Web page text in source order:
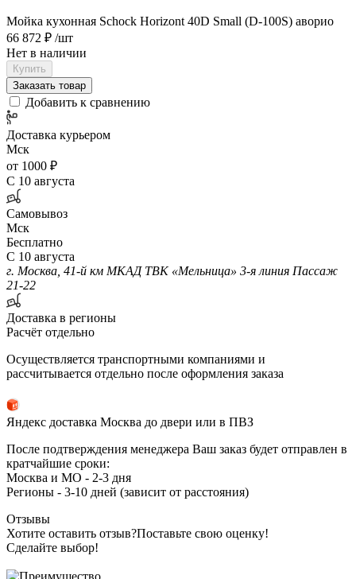
Мойка кухонная Schock Horizont 40D Small (D-100S) аворио
66 872 ₽ /шт
Нет в наличии
Купить
Заказать товар
Добавить к сравнению
Доставка курьером
Мск
от 1000 ₽
С 10 августа
Самовывоз
Мск
Бесплатно
С 10 августа
г. Москва, 41-й км МКАД ТВК «Мельница» 3-я линия Пассаж
21-22
Доставка в регионы
Расчёт отдельно
Осуществляется транспортными компаниями и
рассчитывается отдельно после оформления заказа
Яндекс доставка Москва до двери или в ПВЗ
После подтверждения менеджера Ваш заказ будет отправлен в
кратчайшие сроки:
Москва и МО - 2-3 дня
Регионы - 3-10 дней (зависит от расстояния)
Отзывы
Хотите оставить отзыв?Поставьте свою оценку!
Сделайте выбор!